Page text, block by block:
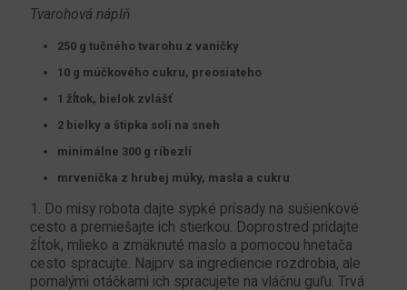
Tvarohová náplň
250 g tučného tvarohu z vaničky
10 g múčkového cukru, preosiateho
1 žĺtok, bielok zvlášť
2 bielky a štipka soli na sneh
minimálne 300 g ríbezlí
mrvenička z hrubej múky, masla a cukru
1. Do misy robota dajte sypké prísady na sušienkové
cesto a premiešajte ich stierkou. Doprostred pridajte
žĺtok, mlieko a zmäknuté maslo a pomocou hnetača
cesto spracujte. Najprv sa ingrediencie rozdrobia, ale
pomalými otáčkami ich spracujete na vláčnu guľu. Trvá